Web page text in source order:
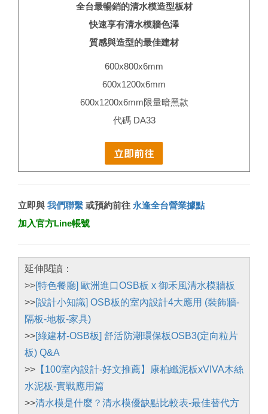
全台最暢銷的清水模造型板材
快速享有清水模牆色澤
質感與造型的最佳建材
600x800x6mm
600x1200x6mm
600x1200x6mm限量暗黑款
代碼 DA33
立即與 我們聯繫 或預約前往 永逢全台營業據點
加入官方Line帳號
延伸閱讀：
>>[特色餐廳] 歐洲進口OSB板 x 御禾風清水模牆板
>>[設計小知識] OSB板的室內設計4大應用 (裝飾牆-
隔板-地板-家具)
>>[綠建材-OSB板] 舒活防潮環保板OSB3(定向粒片
板) Q&A
>> 【100室內設計-好文推薦】康柏纖泥板xVIVA木絲
水泥板-實戰應用篇
>>清水模是什麼？清水模優缺點比較表-最佳替代方